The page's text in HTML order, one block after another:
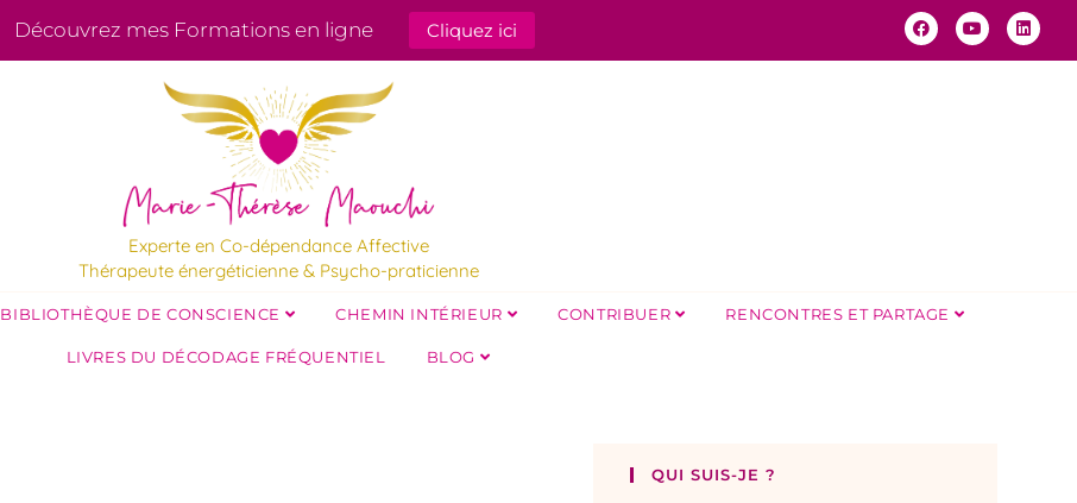
Découvrez mes Formations en ligne Cliquez ici
Experte en Co-dépendance Affective
Thérapeute énergéticienne & Psycho-praticienne
BIBLIOTHÈQUE DE CONSCIENCE CHEMIN INTÉRIEUR CONTRIBUER RENCONTRES ET PARTAGE
LIVRES DU DÉCODAGE FRÉQUENTIEL BLOG
QUI SUIS-JE ?